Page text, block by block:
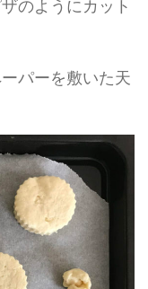
のようにカット
パーを敷いた天